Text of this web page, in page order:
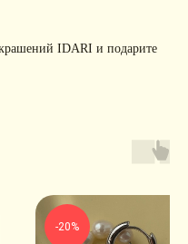
IDARI и подарите
-20%